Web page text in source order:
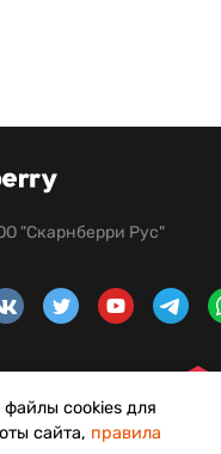
"Скарнберри Рус"
cookies для
сайта, правила